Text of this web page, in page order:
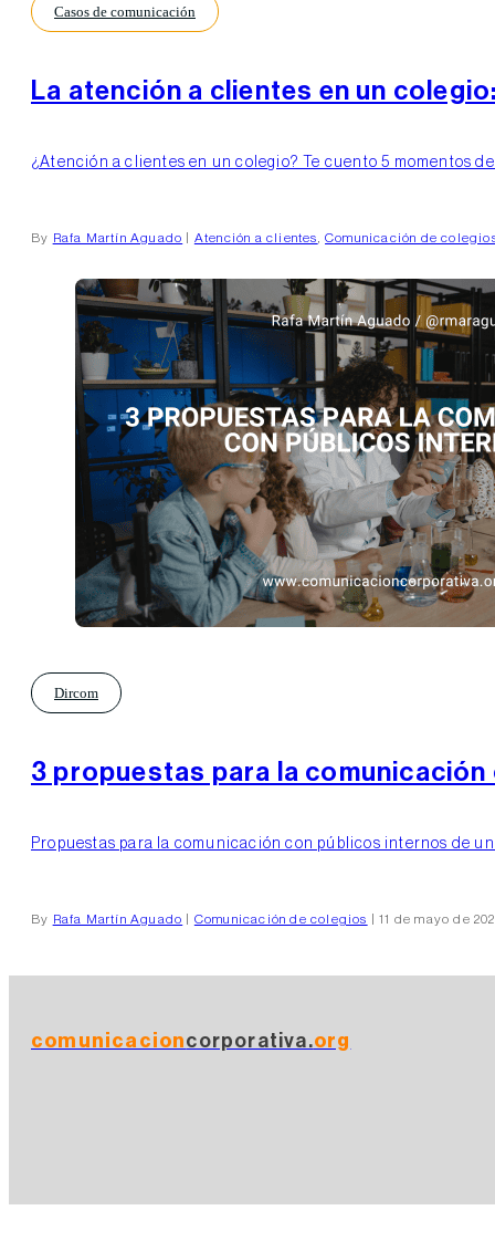
Casos de comunicación
La atención a clientes en un
¿Atención a clientes en un colegio? Te cuento 5 momentos
By Rafa Martín Aguado Atención a clientes,Comunicación de
Dircom
3 propuestas para la
Propuestas para la comunicación con públicos internos de
By Rafa Martín Aguado Comunicación de colegios | 11 de mayo de
comunicacioncorporativa.org